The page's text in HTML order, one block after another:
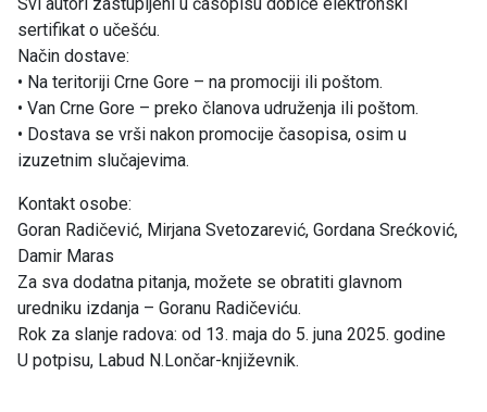
sertifikat o učešću.
Način dostave:
• Na teritoriji Crne Gore – na promociji ili poštom.
• Van Crne Gore – preko članova udruženja ili poštom.
• Dostava se vrši nakon promocije časopisa, osim u
izuzetnim slučajevima.
Kontakt osobe:
Goran Radičević, Mirjana Svetozarević, Gordana Srećković,
Damir Maras
Za sva dodatna pitanja, možete se obratiti glavnom
uredniku izdanja – Goranu Radičeviću.
Rok za slanje radova: od 13. maja do 5. juna 2025. godine
U potpisu, Labud N.Lončar-književnik.